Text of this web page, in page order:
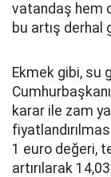
vatandaş hem
bu artış derhal
Ekmek gibi, su
karar ile zam
1 euro değeri,
artırılarak